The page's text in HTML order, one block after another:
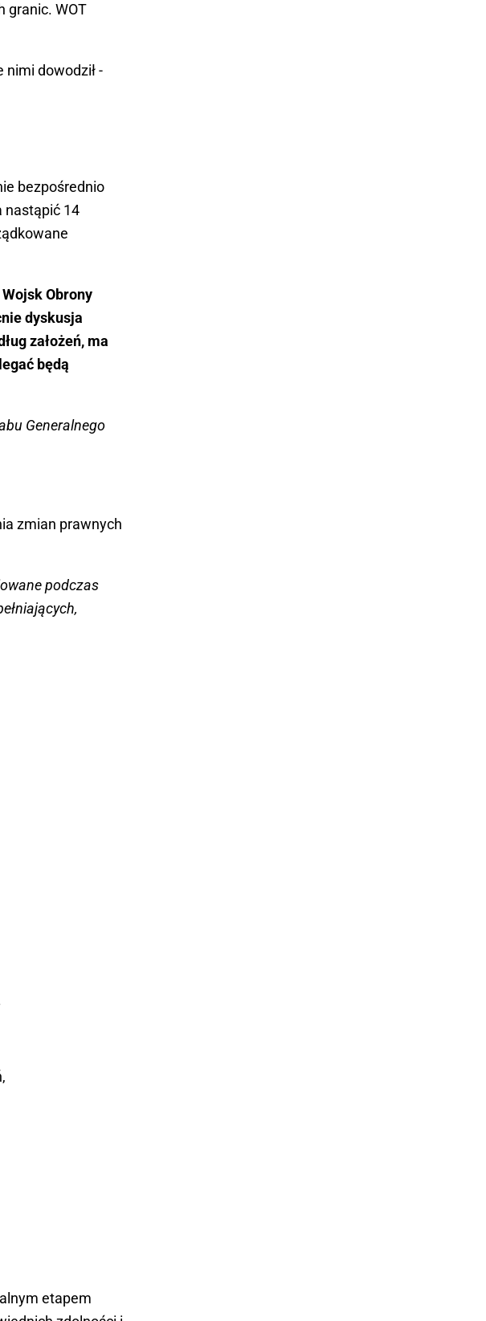
granic. WOT
nimi dowodził -
bezpośrednio
nastąpić 14
Obrony
dyskusja
założeń, ma
będą
Generalnego
zmian prawnych
podczas
etapem